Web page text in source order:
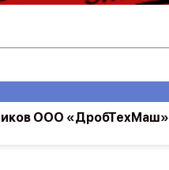
ООО «ДробТехМаш»